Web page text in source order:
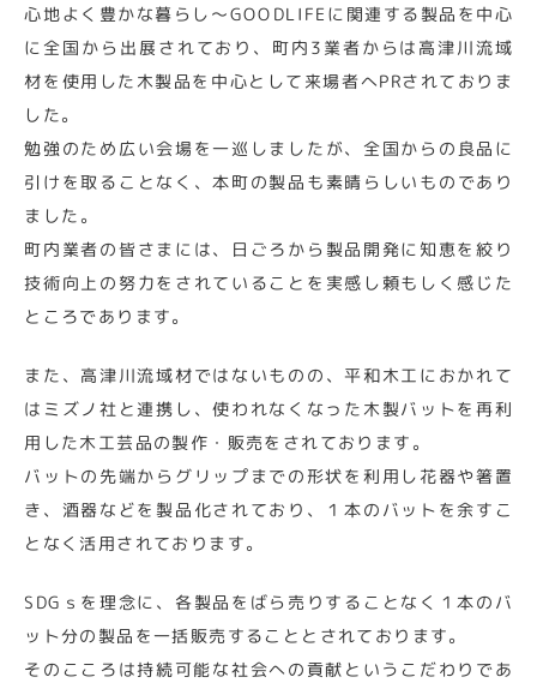
心地よく豊かな暮らし～GOODLIFEに関連する製品を中心
に全国から出展されており、町内3業者からは高津川流域
材を使用した木製品を中心として来場者へPRされておりま
した。
勉強のため広い会場を一巡しましたが、全国からの良品に
引けを取ることなく、本町の製品も素晴らしいものであり
ました。
町内業者の皆さまには、日ごろから製品開発に知恵を絞り
技術向上の努力をされていることを実感し頼もしく感じた
ところであります。
また、高津川流域材ではないものの、平和木工におかれて
はミズノ社と連携し、使われなくなった木製バットを再利
用した木工芸品の製作・販売をされております。
バットの先端からグリップまでの形状を利用し花器や箸置
き、酒器などを製品化されており、１本のバットを余すこ
となく活用されております。
SDGｓを理念に、各製品をばら売りすることなく１本のバ
ット分の製品を一括販売することとされております。
そのこころは持続可能な社会への貢献というこだわりであ